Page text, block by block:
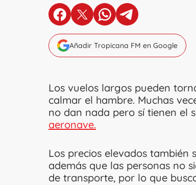
en Facebook
en X en Whatsapp
en Telegram
Añadir Tropicana FM en Google
Los vuelos largos pueden
calmar el hambre. Muchas
no dan nada pero sí tienen el
aeronave.
Los precios elevados también
además que las personas no
de transporte, por lo que